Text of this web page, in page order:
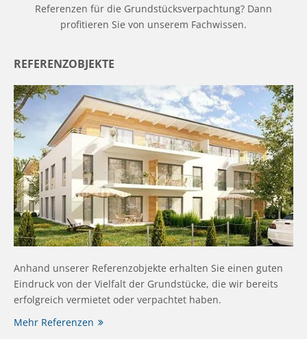
Referenzen für die Grundstücksverpachtung? Dann
profitieren Sie von unserem Fachwissen.
REFERENZOBJEKTE
Anhand unserer Referenzobjekte erhalten Sie einen guten
Eindruck von der Vielfalt der Grundstücke, die wir bereits
erfolgreich vermietet oder verpachtet haben.
Mehr Referenzen